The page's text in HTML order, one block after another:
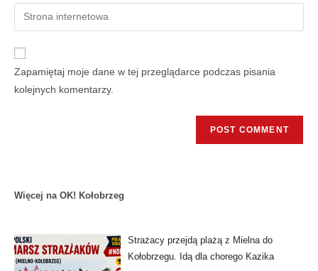
Zapamiętaj moje dane w tej przeglądarce podczas pisania
kolejnych komentarzy.
Więcej na OK! Kołobrzeg
Strażacy przejdą plażą z Mielna do
Kołobrzegu. Idą dla chorego Kazika